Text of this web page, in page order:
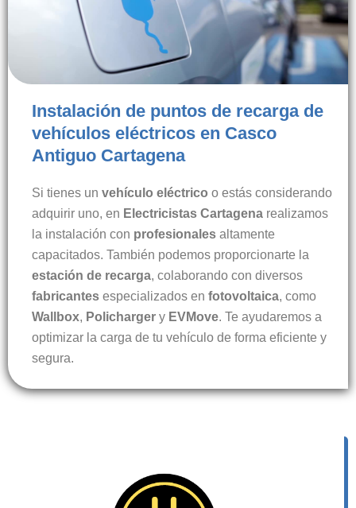
Instalación de puntos de recarga de
vehículos eléctricos en Casco
Antiguo Cartagena
Si tienes un vehículo eléctrico o estás considerando
adquirir uno, en Electricistas Cartagena realizamos
la instalación con profesionales altamente
capacitados. También podemos proporcionarte la
estación de recarga, colaborando con diversos
fabricantes especializados en fotovoltaica, como
Wallbox, Policharger y EVMove. Te ayudaremos a
optimizar la carga de tu vehículo de forma eficiente y
segura.